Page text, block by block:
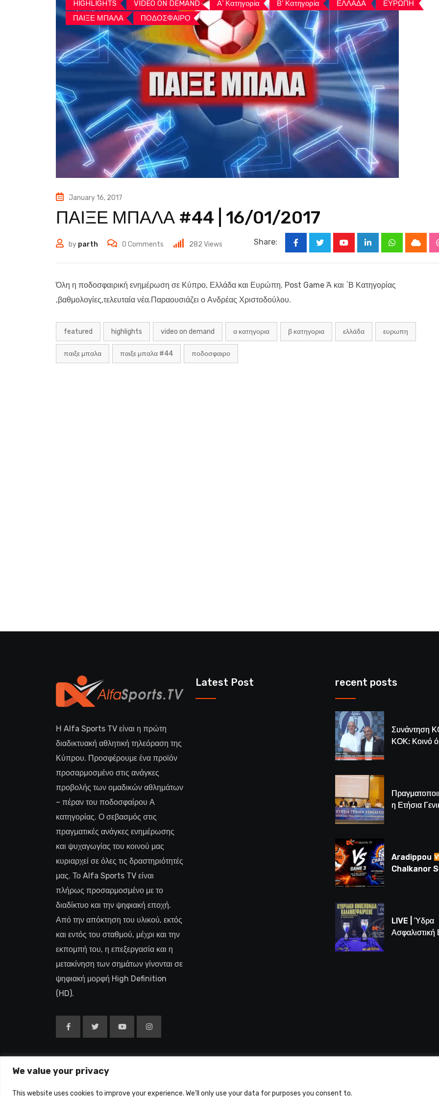
We value your privacy
This website uses cookies to improve your experience. We'll only use your data for purposes you consent to.
HIGHLIGHTS VIDEO ON DEMAND Α’ Κατηγορία Β’ Κατηγορία ΕΛΛΑΔΑ
ΕΥΡΩΠΗ
ΠΑΙΞΕ ΜΠΑΛΑ
ΠΟΔΟΣΦΑΙΡΟ
January 16, 2017
ΠΑΙΞΕ ΜΠΑΛΑ #44 | 16/01/2017
by parth 0 Comments 282 Views Share:
LinkedInWhatsappCloud
Όλη η ποδοσφαιρική ενημέρωση σε Κύπρο, Ελλάδα και Ευρώπη. Post Game Ά και ΄Β Κατηγορίας
,βαθμολογίες,τελευταία νέα.Παραουσιάζει ο Ανδρέας Χριστοδούλου.
featured highlights video on demand α κατηγορια β κατηγορια ελλάδα ευρωπη
παιξε μπαλα παιξε μπαλα #44 ποδοσφαιρο
Η Alfa Sports TV είναι η πρώτη
διαδικτυακή αθλητική τηλεόραση της
Κύπρου. Προσφέρουμε ένα προϊόν
προσαρμοσμένο στις ανάγκες
προβολής των ομαδικών αθλημάτων
– πέραν του ποδοσφαίρου Α
κατηγορίας. Ο σεβασμός στις
πραγματικές ανάγκες ενημέρωσης
και ψυχαγωγίας του κοινού μας
κυριαρχεί σε όλες τις δραστηριότητές
μας. Το Alfa Sports TV είναι
πλήρως προσαρμοσμένο με το
διαδίκτυο και την ψηφιακή εποχή.
Από την απόκτηση του υλικού, εκτός
και εντός του σταθμού, μέχρι και την
εκπομπή του, η επεξεργασία και η
μετακίνηση των σημάτων γίνονται σε
ψηφιακή μορφή High Definition
(HD).
Latest Post recent posts
Συνάντηση
ΚΟΚ: Κοινό
η Ετήσια
(BINTEO)
Aradippou
Chalkanor
LIVE | Ύδρα
Ασφαλιστική
Copyright © 2015-26 Alfasports TV | Production of UnitrustMedia |